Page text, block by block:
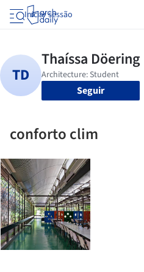
Iniciar sessão
Seguir
conforto clim